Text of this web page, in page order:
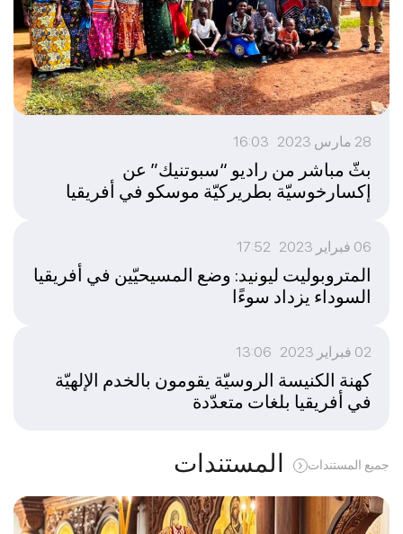
28 مارس 2023 16:03
بثّ مباشر من راديو “سبوتنيك” عن
إكسارخوسيّة بطريركيّة موسكو في أفريقيا
06 فبراير 2023 17:52
المتروبوليت ليونيد: وضع المسيحيّين في أفريقيا
السوداء يزداد سوءًا
02 فبراير 2023 13:06
كهنة الكنيسة الروسيّة يقومون بالخدم الإلهيّة
في أفريقيا بلغات متعدّدة
المستندات جميع المستندات